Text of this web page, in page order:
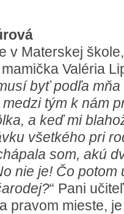
v Materskej
Valéria
byť podľa
tým k nám
a keď mi
všetkého pri
som, akú
nie je! Čo
“ Pani
pravom mieste,